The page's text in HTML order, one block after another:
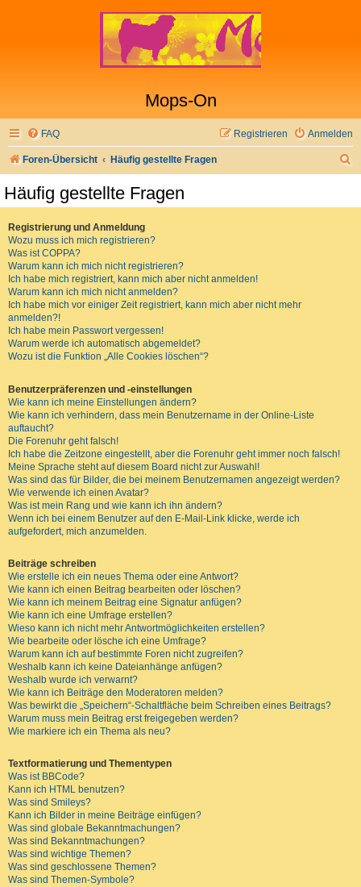
Mops-On
FAQ Anmelden
Registrieren
Foren-Übersicht Häufig gestellte Fragen
Häufig gestellte Fragen
Registrierung und Anmeldung
Wozu muss ich mich registrieren?
Was ist COPPA?
Warum kann ich mich nicht registrieren?
Ich habe mich registriert, kann mich aber nicht anmelden!
Warum kann ich mich nicht anmelden?
Ich habe mich vor einiger Zeit registriert, kann mich aber nicht mehr
anmelden?!
Ich habe mein Passwort vergessen!
Warum werde ich automatisch abgemeldet?
Wozu ist die Funktion „Alle Cookies löschen“?
Benutzerpräferenzen und -einstellungen
Wie kann ich meine Einstellungen ändern?
Wie kann ich verhindern, dass mein Benutzername in der Online-Liste
auftaucht?
Die Forenuhr geht falsch!
Ich habe die Zeitzone eingestellt, aber die Forenuhr geht immer noch falsch!
Meine Sprache steht auf diesem Board nicht zur Auswahl!
Was sind das für Bilder, die bei meinem Benutzernamen angezeigt werden?
Wie verwende ich einen Avatar?
Was ist mein Rang und wie kann ich ihn ändern?
Wenn ich bei einem Benutzer auf den E-Mail-Link klicke, werde ich
aufgefordert, mich anzumelden.
Beiträge schreiben
Wie erstelle ich ein neues Thema oder eine Antwort?
Wie kann ich einen Beitrag bearbeiten oder löschen?
Wie kann ich meinem Beitrag eine Signatur anfügen?
Wie kann ich eine Umfrage erstellen?
Wieso kann ich nicht mehr Antwortmöglichkeiten erstellen?
Wie bearbeite oder lösche ich eine Umfrage?
Warum kann ich auf bestimmte Foren nicht zugreifen?
Weshalb kann ich keine Dateianhänge anfügen?
Weshalb wurde ich verwarnt?
Wie kann ich Beiträge den Moderatoren melden?
Was bewirkt die „Speichern“-Schaltfläche beim Schreiben eines Beitrags?
Warum muss mein Beitrag erst freigegeben werden?
Wie markiere ich ein Thema als neu?
Textformatierung und Thementypen
Was ist BBCode?
Kann ich HTML benutzen?
Was sind Smileys?
Kann ich Bilder in meine Beiträge einfügen?
Was sind globale Bekanntmachungen?
Was sind Bekanntmachungen?
Was sind wichtige Themen?
Was sind geschlossene Themen?
Was sind Themen-Symbole?